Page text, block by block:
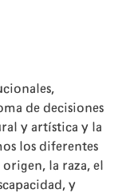
de decisiones
y artística y la
los diferentes
la raza, el
y